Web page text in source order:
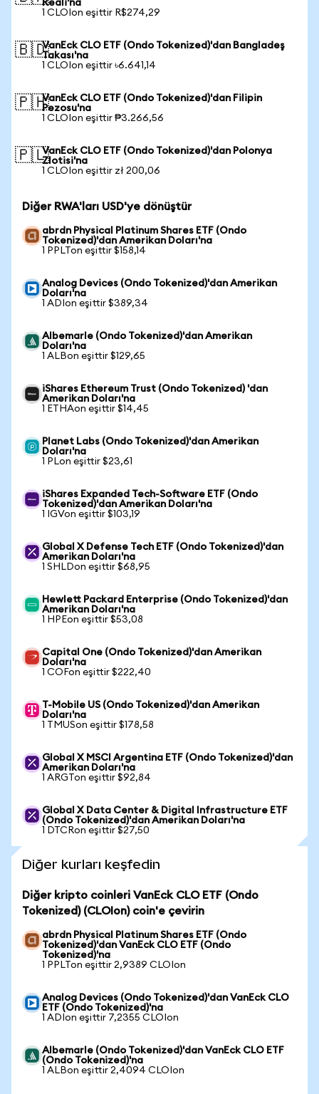
Reali'na
1 CLOIon eşittir R$274,29
🇧🇩VanEck CLO ETF (Ondo Tokenized)'dan Bangladeş
Takası'na
1 CLOIon eşittir ৳6.641,14
🇵🇭VanEck CLO ETF (Ondo Tokenized)'dan Filipin
Pezosu'na
1 CLOIon eşittir ₱3.266,56
🇵🇱VanEck CLO ETF (Ondo Tokenized)'dan Polonya
Zlotisi'na
1 CLOIon eşittir zł 200,06
Diğer RWA'ları USD'ye dönüştür
abrdn Physical Platinum Shares ETF (Ondo
Tokenized)'dan Amerikan Doları'na
1 PPLTon eşittir $158,14
Analog Devices (Ondo Tokenized)'dan Amerikan
Doları'na
1 ADIon eşittir $389,34
Albemarle (Ondo Tokenized)'dan Amerikan
Doları'na
1 ALBon eşittir $129,65
iShares Ethereum Trust (Ondo Tokenized) 'dan
Amerikan Doları'na
1 ETHAon eşittir $14,45
Planet Labs (Ondo Tokenized)'dan Amerikan
Doları'na
1 PLon eşittir $23,61
iShares Expanded Tech-Software ETF (Ondo
Tokenized)'dan Amerikan Doları'na
1 IGVon eşittir $103,19
Global X Defense Tech ETF (Ondo Tokenized)'dan
Amerikan Doları'na
1 SHLDon eşittir $68,95
Hewlett Packard Enterprise (Ondo Tokenized)'dan
Amerikan Doları'na
1 HPEon eşittir $53,08
Capital One (Ondo Tokenized)'dan Amerikan
Doları'na
1 COFon eşittir $222,40
T-Mobile US (Ondo Tokenized)'dan Amerikan
Doları'na
1 TMUSon eşittir $178,58
Global X MSCI Argentina ETF (Ondo Tokenized)'dan
Amerikan Doları'na
1 ARGTon eşittir $92,84
Global X Data Center & Digital Infrastructure ETF
(Ondo Tokenized)'dan Amerikan Doları'na
1 DTCRon eşittir $27,50
Diğer kurları keşfedin
Diğer kripto coinleri VanEck CLO ETF (Ondo
Tokenized) (CLOIon) coin'e çevirin
abrdn Physical Platinum Shares ETF (Ondo
Tokenized)'dan VanEck CLO ETF (Ondo
Tokenized)'na
1 PPLTon eşittir 2,9389 CLOIon
Analog Devices (Ondo Tokenized)'dan VanEck CLO
ETF (Ondo Tokenized)'na
1 ADIon eşittir 7,2355 CLOIon
Albemarle (Ondo Tokenized)'dan VanEck CLO ETF
(Ondo Tokenized)'na
1 ALBon eşittir 2,4094 CLOIon